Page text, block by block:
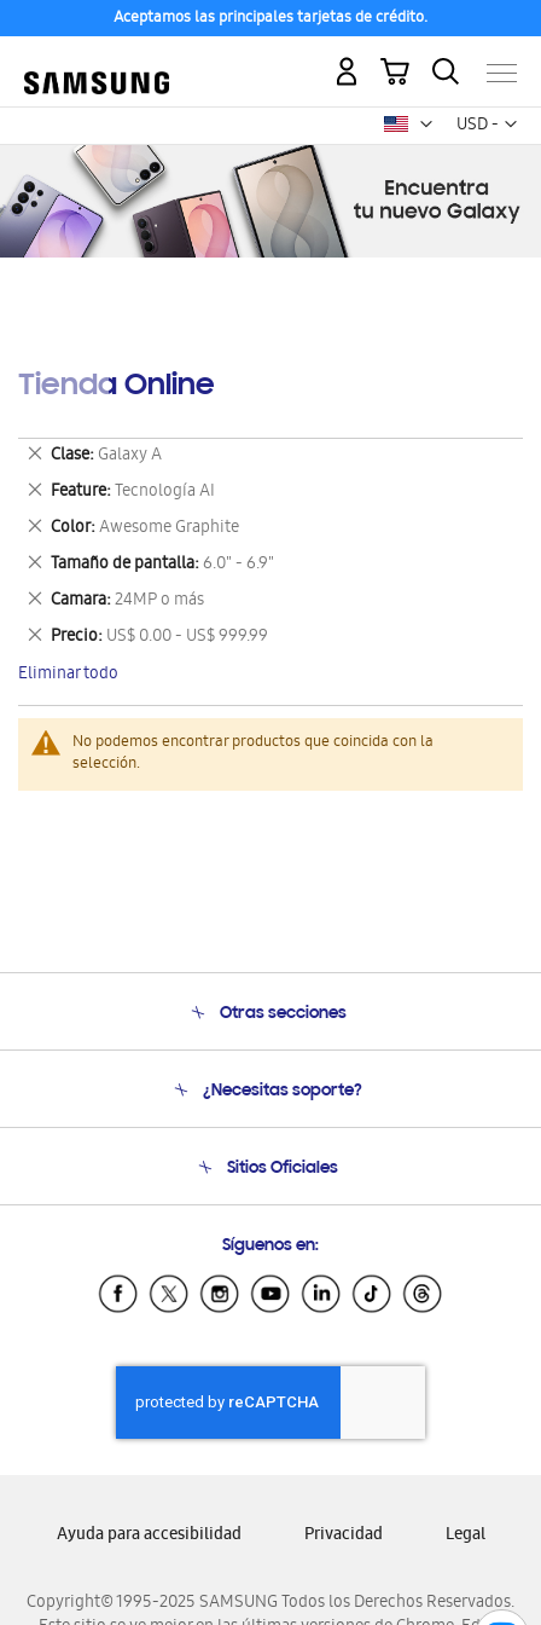
Aceptamos las principales tarjetas de crédito.
USD -
dólar
Mi carrito
Tienda Online
No podemos encontrar productos que coincida con la
selección.
Clase Galaxy A
Eliminar
este
artículo
Feature Tecnología AI
Eliminar
este
artículo
Color Awesome Graphite
Eliminar
este
artículo
Tamaño de pantalla 6.0" - 6.9"
Eliminar
este
artículo
Camara 24MP o más
Eliminar
este
artículo
Precio US$ 0.00 - US$ 999.99
Eliminar
este
artículo
Eliminar todo
Otras secciones
Soporte
Condiciones de Compra
¿Necesitas soporte?
Soporte vía eMail
Sitios Oficiales
Samsung Ecuador
Samsung El Salvador
Samsung Honduras
Samsung Nicaragua
Samsung Panamá
Samsung Venezuela
Síguenos en:
Copyright© 1995-2025 SAMSUNG Todos los Derechos Reservados.
Ayuda para accesibilidad Privacidad Legal